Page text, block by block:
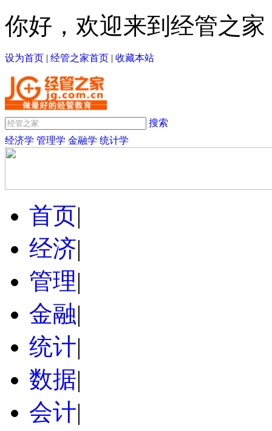
你好，欢迎来到经管之家
设为首页 | 经管之家首页 | 收藏本站
搜索
经济学 管理学 金融学 统计学
首页|
经济|
管理|
金融|
统计|
数据|
会计|